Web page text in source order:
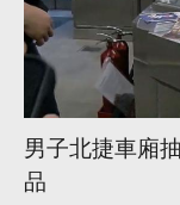
男子北捷車廂
品